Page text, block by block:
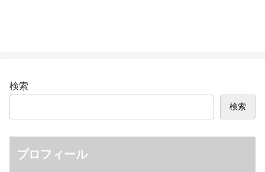
検索
検索
プロフィール